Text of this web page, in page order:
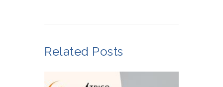
Related Posts